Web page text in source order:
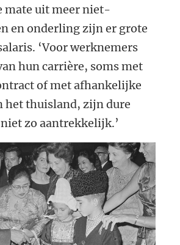
mate uit meer niet-
en onderling zijn er grote
‘Voor werknemers
hun carrière, soms met
of met afhankelijke
het thuisland, zijn dure
zo aantrekkelijk.’